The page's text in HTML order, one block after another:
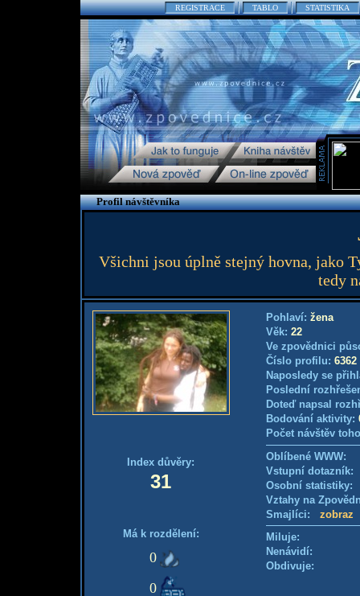
REGISTRACE TABLO STATISTIKA
Profil návštěvníka
Všichni jsou úplně stejný hovna, jako
tedy
Index důvěry:
31
Má k rozdělení:
0
0
Pohlaví: žena
Věk: 22
Ve zpovědnici
Číslo profilu: 6362
Naposledy se
Poslední
Doteď napsal
Bodování aktivity:
Počet návštěv
Oblíbené WWW:
Vstupní
Osobní
Vztahy na
Smajlíci: zobraz
Miluje:
Nenávidí:
Obdivuje: